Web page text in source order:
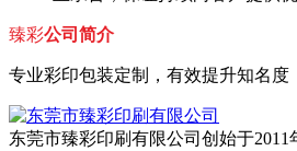
臻彩公司简介
专业彩印包装定制，有效提升知名度
东莞市臻彩印刷有限公司创始于